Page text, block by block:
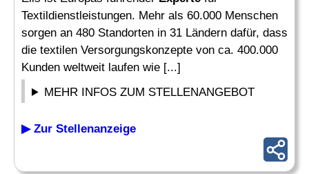
Textildienstleistungen. Mehr als 60.000 Menschen
sorgen an 480 Standorten in 31 Ländern dafür, dass
die textilen Versorgungskonzepte von ca. 400.000
Kunden weltweit laufen wie [...]
MEHR INFOS ZUM STELLENANGEBOT
▶ Zur Stellenanzeige